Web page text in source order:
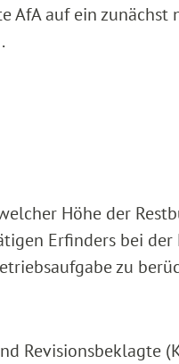
AfA auf ein
Höhe der
Erfinders bei der
zu
Revisionsbeklagte